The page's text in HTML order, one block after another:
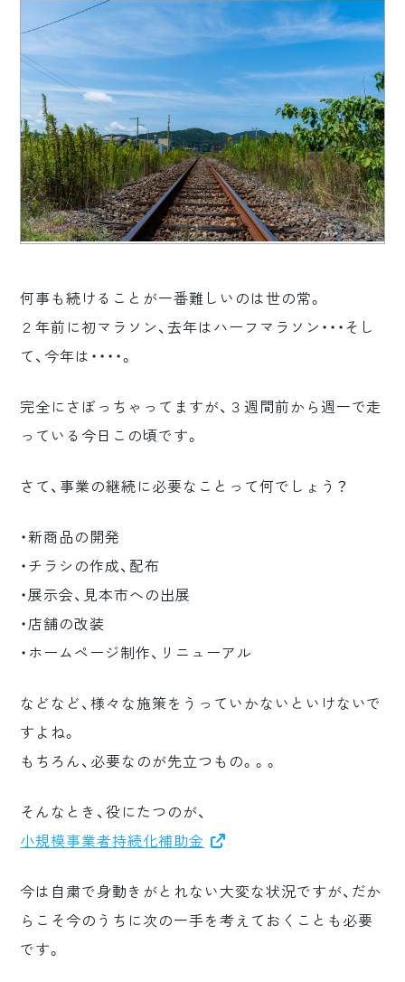
何事も続けることが一番難しいのは世の常。
２年前に初マラソン、去年はハーフマラソン・・・そし
て、今年は・・・・。
完全にさぼっちゃってますが、３週間前から週一で走
っている今日この頃です。
さて、事業の継続に必要なことって何でしょう？
・新商品の開発
・チラシの作成、配布
・展示会、見本市への出展
・店舗の改装
・ホームページ制作、リニューアル
などなど、様々な施策をうっていかないといけないで
すよね。
もちろん、必要なのが先立つもの。。。
そんなとき、役にたつのが、
小規模事業者持続化補助金
今は自粛で身動きがとれない大変な状況ですが、だか
らこそ今のうちに次の一手を考えておくことも必要
です。